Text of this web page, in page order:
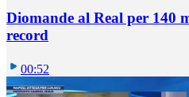
Diomande al Real per 140
record
00:52